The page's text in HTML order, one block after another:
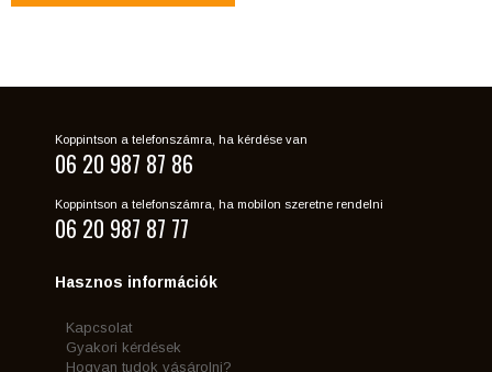
Koppintson a telefonszámra, ha kérdése van
06 20 987 87 86
Koppintson a telefonszámra, ha mobilon szeretne rendelni
06 20 987 87 77
Hasznos információk
Kapcsolat
Gyakori kérdések
Hogyan tudok vásárolni?